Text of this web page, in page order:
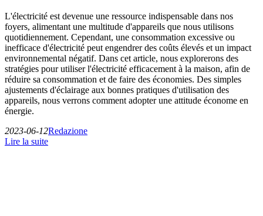
L'électricité est devenue une ressource indispensable dans nos
foyers, alimentant une multitude d'appareils que nous utilisons
quotidiennement. Cependant, une consommation excessive ou
inefficace d'électricité peut engendrer des coûts élevés et un impact
environnemental négatif. Dans cet article, nous explorerons des
stratégies pour utiliser l'électricité efficacement à la maison, afin de
réduire sa consommation et de faire des économies. Des simples
ajustements d'éclairage aux bonnes pratiques d'utilisation des
appareils, nous verrons comment adopter une attitude économe en
énergie.
2023-06-12Redazione
Lire la suite